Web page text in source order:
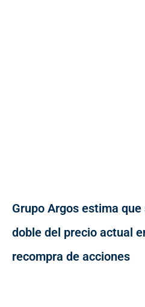
Grupo Argos estima
doble del precio actual
recompra de acciones